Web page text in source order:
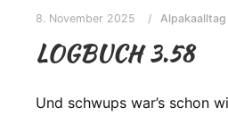
8. November 2025 Alpakaalltag
LOGBUCH 3.58
Und schwups war’s schon